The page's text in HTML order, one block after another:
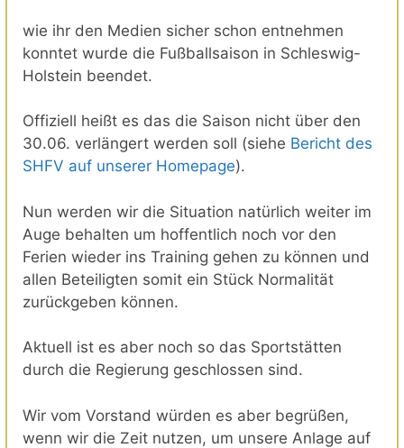
wie ihr den Medien sicher schon entnehmen
konntet wurde die Fußballsaison in Schleswig-
Holstein beendet.
Offiziell heißt es das die Saison nicht über den
30.06. verlängert werden soll (siehe Bericht des
SHFV auf unserer Homepage).
Nun werden wir die Situation natürlich weiter im
Auge behalten um hoffentlich noch vor den
Ferien wieder ins Training gehen zu können und
allen Beteiligten somit ein Stück Normalität
zurückgeben können.
Aktuell ist es aber noch so das Sportstätten
durch die Regierung geschlossen sind.
Wir vom Vorstand würden es aber begrüßen,
wenn wir die Zeit nutzen, um unsere Anlage auf